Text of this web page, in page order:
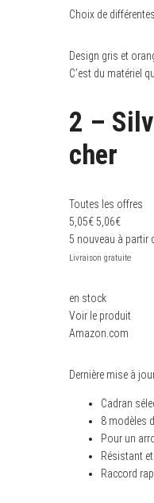
Choix de
Design gris et
C’est du matériel
2 –
cher
Toutes les offres
5,05€ 5,06€
5 nouveau à partir
Livraison gratuite
en stock
Voir le produit
Amazon.com
Dernière mise à
Cadran
8 modèles
Pour un
Résistant
Raccord